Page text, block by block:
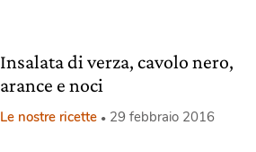
Insalata di verza, cavolo nero,
arance e noci
Le nostre ricette 29 febbraio 2016